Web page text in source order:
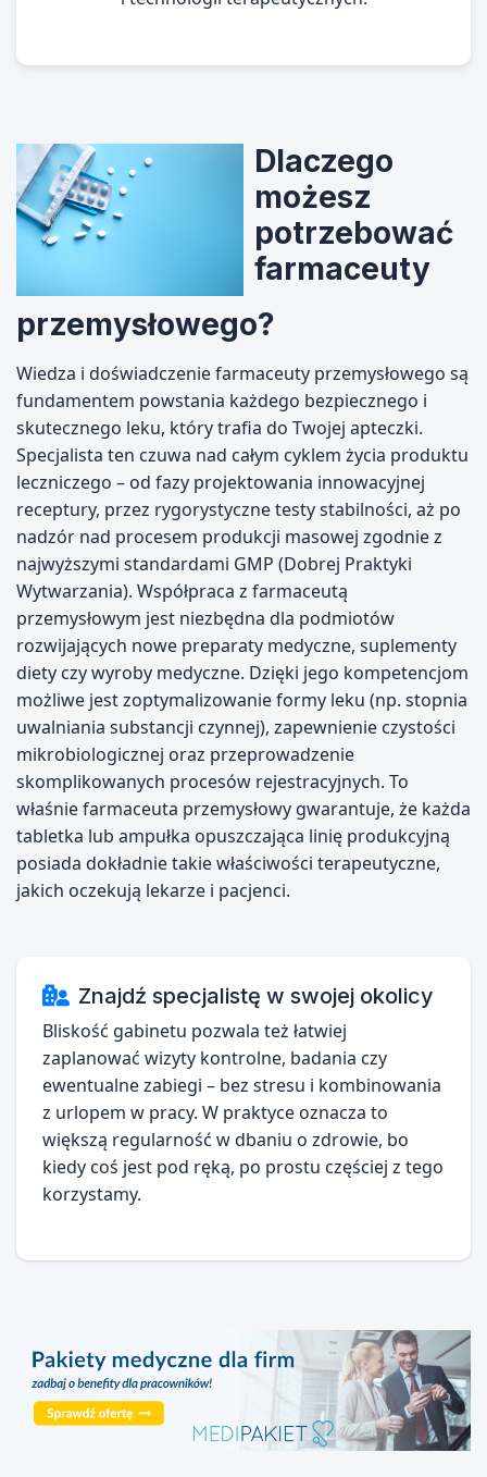
Dlaczego
możesz
potrzebować
farmaceuty
przemysłowego?
Wiedza i doświadczenie farmaceuty przemysłowego są
fundamentem powstania każdego bezpiecznego i
skutecznego leku, który trafia do Twojej apteczki.
Specjalista ten czuwa nad całym cyklem życia produktu
leczniczego – od fazy projektowania innowacyjnej
receptury, przez rygorystyczne testy stabilności, aż po
nadzór nad procesem produkcji masowej zgodnie z
najwyższymi standardami GMP (Dobrej Praktyki
Wytwarzania). Współpraca z farmaceutą
przemysłowym jest niezbędna dla podmiotów
rozwijających nowe preparaty medyczne, suplementy
diety czy wyroby medyczne. Dzięki jego kompetencjom
możliwe jest zoptymalizowanie formy leku (np. stopnia
uwalniania substancji czynnej), zapewnienie czystości
mikrobiologicznej oraz przeprowadzenie
skomplikowanych procesów rejestracyjnych. To
właśnie farmaceuta przemysłowy gwarantuje, że każda
tabletka lub ampułka opuszczająca linię produkcyjną
posiada dokładnie takie właściwości terapeutyczne,
jakich oczekują lekarze i pacjenci.
Znajdź specjalistę w swojej okolicy
Bliskość gabinetu pozwala też łatwiej
zaplanować wizyty kontrolne, badania czy
ewentualne zabiegi – bez stresu i kombinowania
z urlopem w pracy. W praktyce oznacza to
większą regularność w dbaniu o zdrowie, bo
kiedy coś jest pod ręką, po prostu częściej z tego
korzystamy.